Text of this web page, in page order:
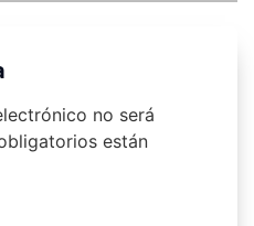
no será
están